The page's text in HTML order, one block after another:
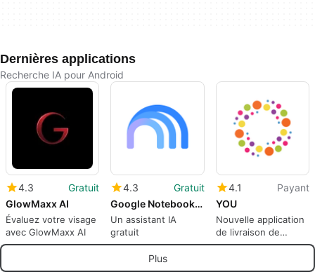
Dernières applications
Recherche IA pour Android
4.3
Gratuit
GlowMaxx AI
Évaluez votre visage
avec GlowMaxx AI
4.3
Gratuit
Google NotebookLM
Un assistant IA
gratuit
4.1
Payant
YOU
Nouvelle application
de livraison de
nourriture - VOUS
Plus